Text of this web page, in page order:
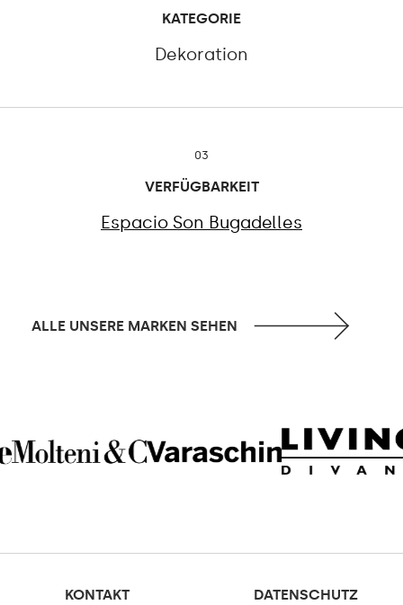
KATEGORIE
Dekoration
03
VERFÜGBARKEIT
Espacio Son Bugadelles
ALLE UNSERE MARKEN SEHEN
KONTAKT DATENSCHUTZ